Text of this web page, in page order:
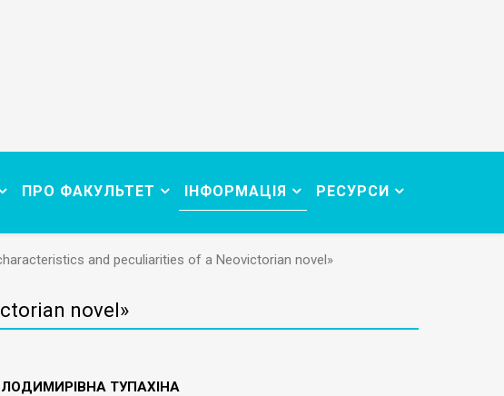
ПРО ФАКУЛЬТЕТ ІНФОРМАЦІЯ РЕСУРСИ
and peculiarities of a Neovictorian novel»
novel»
ТУПАХІНА